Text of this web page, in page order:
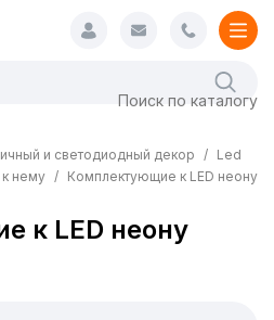
и светодиодный декор
Led
нему
Комплектующие к LED неону
к LED неону